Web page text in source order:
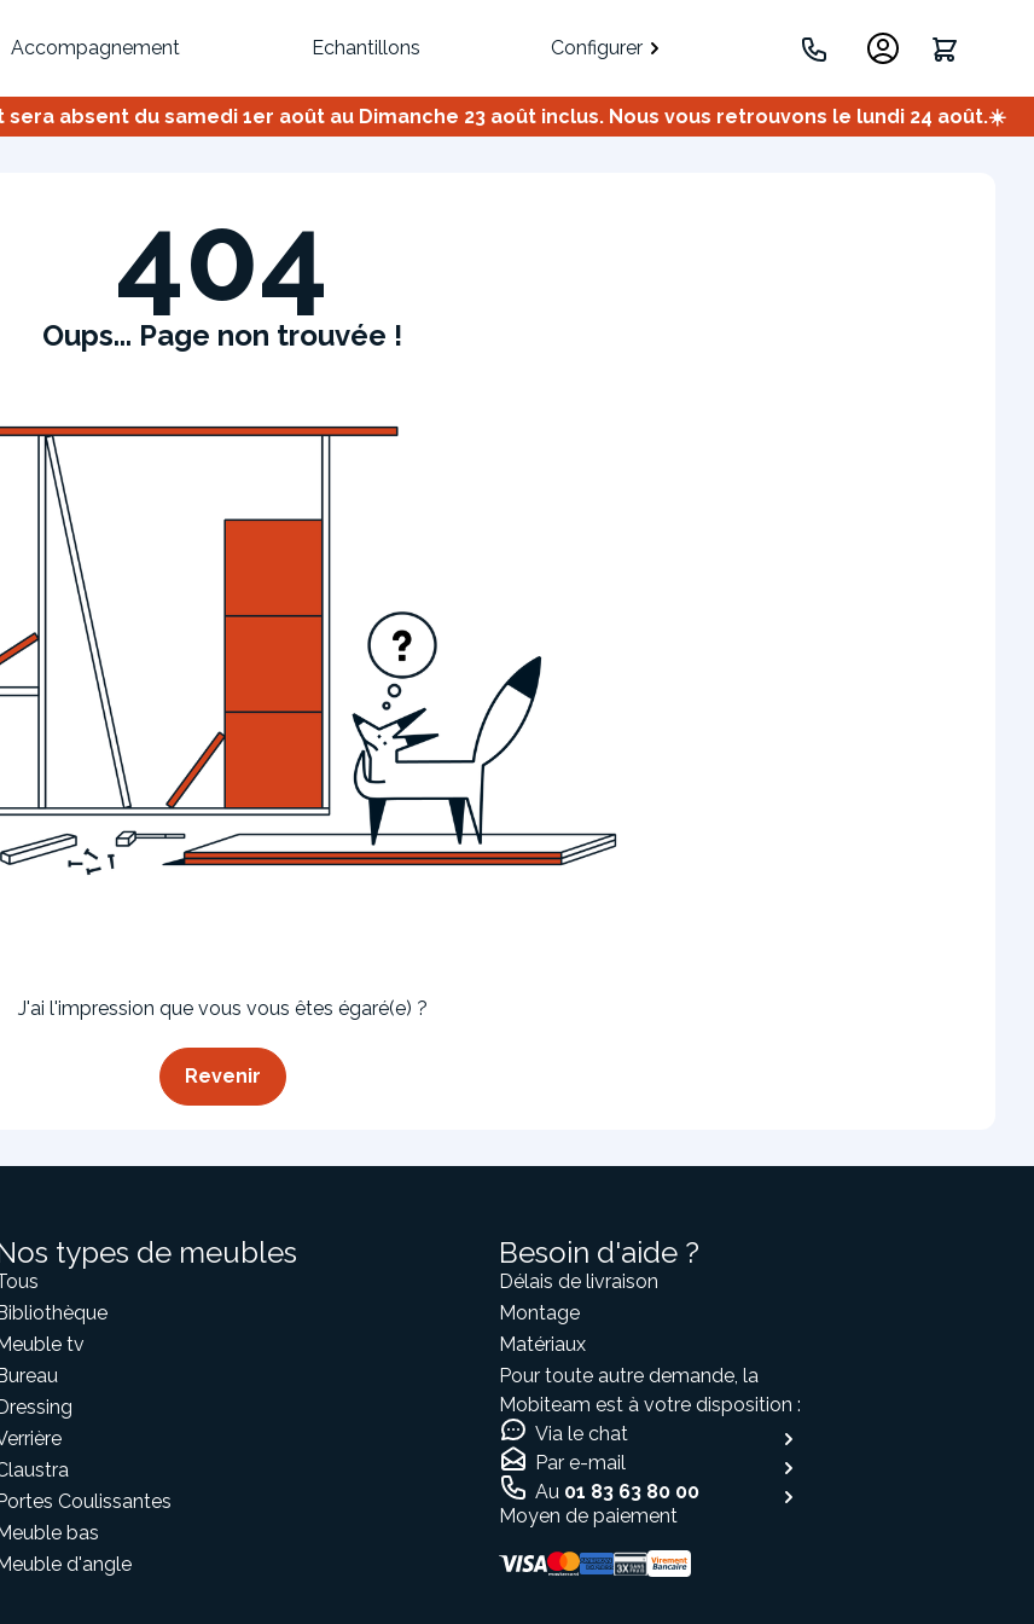
Accompagnement Echantillons Configurer
Inspirez-vous du catalogue
votre projet de A à Z Retrouvez vos projets
Imaginez et concevez un meuble 100% unique.
absent du samedi 1er août au Dimanche 23 août inclus. Nous vous retrouvons le lundi 24 août.☀️
404
Oups... Page non trouvée !
J'ai l'impression que vous vous êtes égaré(e) ?
Revenir
types de meubles
tv
Coulissantes
bas
d'angle
Besoin d'aide ?
Délais de livraison
Montage
Matériaux
Pour toute autre demande, la
Mobiteam est à votre disposition :
Via le chat
Par e-mail
Au 01 83 63 80 00
Moyen de paiement